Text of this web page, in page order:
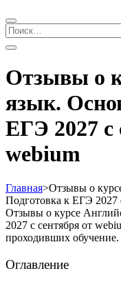
Найти:
Отзывы о
язык.
ЕГЭ 2027 с
webium
Главная>Отзывы о
Подготовка к ЕГЭ 2027
Отзывы о курсе
2027 с сентября от
проходивших обучение.
Оглавление